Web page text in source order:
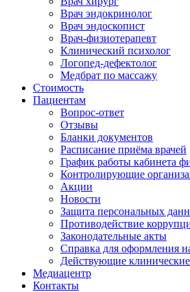
Врач эндокринолог
Врач эндоскопист
Врач-физиотерапевт
Клинический психолог
Логопед-дефектолог
Медбрат по массажу
Стоимость
Пациентам
Вопрос-ответ
Отзывы
Бланки документов
Расписание приёма врачей
График работы кабинета
Контролирующие
Акции
Новости
Защита персональных
Противодействие
Законодательные акты
Справка для оформления
Действующие
Медиацентр
Контакты